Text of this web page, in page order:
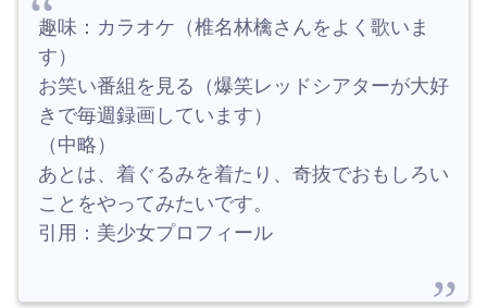
趣味：カラオケ（椎名林檎さんをよく歌いま
す）
お笑い番組を見る（爆笑レッドシアターが大好
きで毎週録画しています）
（中略）
あとは、着ぐるみを着たり、奇抜でおもしろい
ことをやってみたいです。
引用：美少女プロフィール